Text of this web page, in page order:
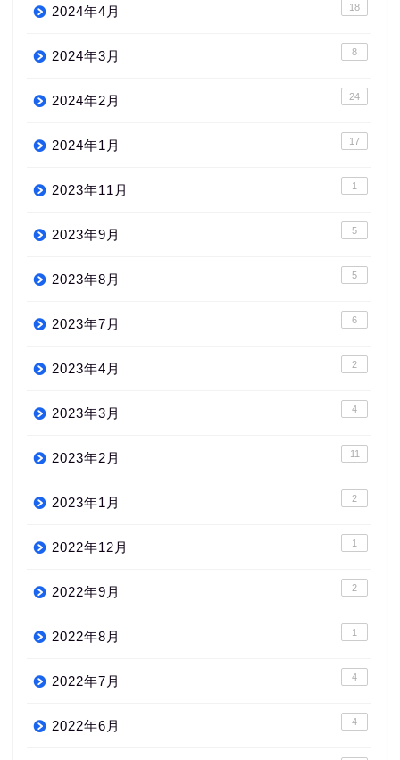
2024年4月 18
2024年3月 8
2024年2月 24
2024年1月 17
2023年11月 1
2023年9月 5
2023年8月 5
2023年7月 6
2023年4月 2
2023年3月 4
2023年2月 11
2023年1月 2
2022年12月 1
2022年9月 2
2022年8月 1
2022年7月 4
2022年6月 4